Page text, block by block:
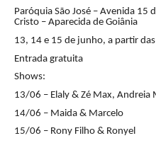
Paróquia São José – Avenida
Cristo – Aparecida de Goiânia
13, 14 e 15 de junho, a partir
Entrada gratuita
Shows:
13/06 – Elaly & Zé Max, Andreia
14/06 – Maida & Marcelo
15/06 – Rony Filho & Ronyel